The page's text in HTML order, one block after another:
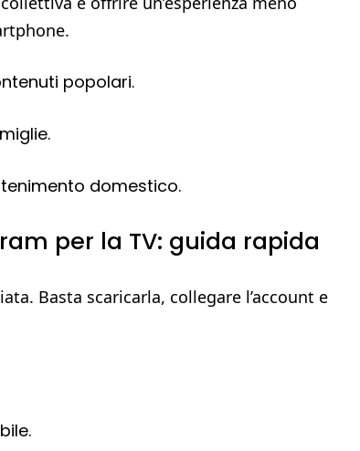
popolari.
domestico.
per la TV: guida rapida
Basta scaricarla, collegare l’account e